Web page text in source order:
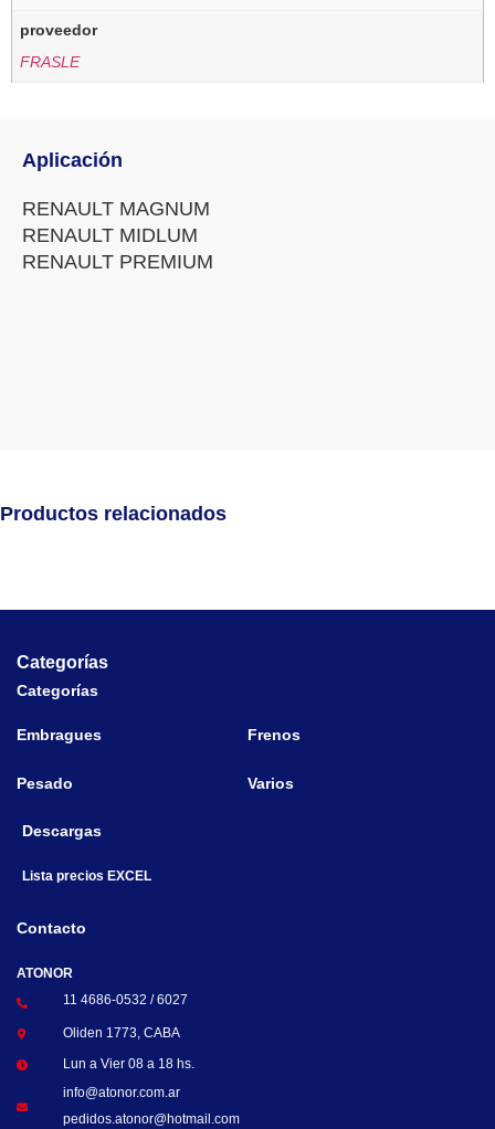
proveedor
FRASLE
Aplicación
RENAULT MAGNUM
RENAULT MIDLUM
RENAULT PREMIUM
Productos relacionados
Categorías
Categorías
Embragues Frenos
Pesado Varios
Descargas
Lista precios EXCEL
Contacto
ATONOR
11 4686-0532 / 6027
Oliden 1773, CABA
Lun a Vier 08 a 18 hs.
info@atonor.com.ar
pedidos.atonor@hotmail.com